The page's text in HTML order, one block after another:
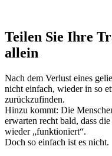
Teilen Sie Ihre
allein
Nach dem Verlust eines
nicht einfach, wieder in so
zurückzufinden.
Hinzu kommt: Die
erwarten recht bald, dass
wieder „funktioniert“.
Doch so einfach ist es nicht.